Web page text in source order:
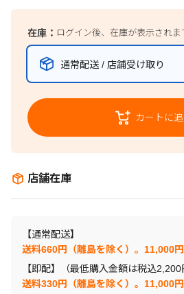
在庫： ログイン後、在庫が表示されま
通常配送 / 店舗受け取り
カートに
店舗在庫
【通常配送】
送料660円（離島を除く）。11,000
【即配】（最低購入金額は税込2,200
送料330円（離島を除く）。11,000